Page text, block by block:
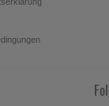
Blut im
Beschwerden bei
Das Arzneimittel
erst nach